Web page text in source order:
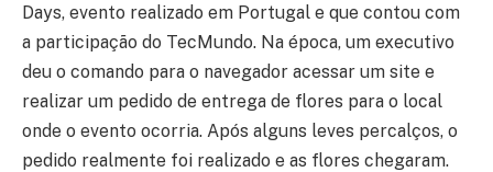
Days, evento realizado em Portugal e que contou com
a participação do TecMundo. Na época, um executivo
deu o comando para o navegador acessar um site e
realizar um pedido de entrega de flores para o local
onde o evento ocorria. Após alguns leves percalços, o
pedido realmente foi realizado e as flores chegaram.